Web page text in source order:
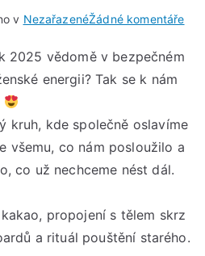
v NezařazenéŽádné komentářeu
28.
2025 vědomě v bezpečném
energii? Tak se k nám
kruh, kde společně oslavíme
všemu, co nám posloužilo a
co už nechceme nést dál.
propojení s tělem skrz
a rituál pouštění starého.